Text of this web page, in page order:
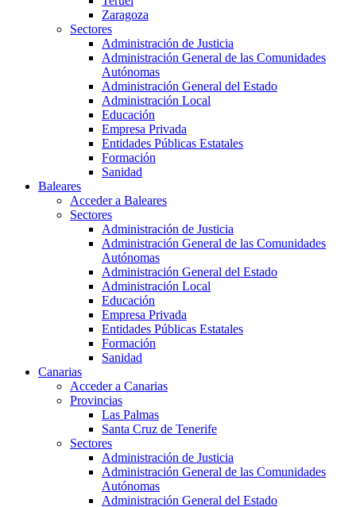
Zaragoza
Sectores
Administración de Justicia
Administración General de las Comunidades
Autónomas
Administración General del Estado
Administración Local
Educación
Empresa Privada
Entidades Públicas Estatales
Formación
Sanidad
Baleares
Acceder a Baleares
Sectores
Administración de Justicia
Administración General de las Comunidades
Autónomas
Administración General del Estado
Administración Local
Educación
Empresa Privada
Entidades Públicas Estatales
Formación
Sanidad
Canarias
Acceder a Canarias
Provincias
Las Palmas
Santa Cruz de Tenerife
Sectores
Administración de Justicia
Administración General de las Comunidades
Autónomas
Administración General del Estado